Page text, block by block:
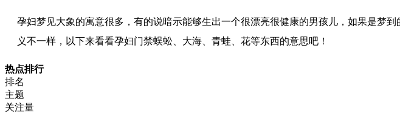
孕妇梦见大象的寓意很多，有的说暗示能够生出一个很漂亮很健康的男孩儿，如果是梦
义不一样，以下来看看孕妇门禁蜈蚣、大海、青蛙、花等东西的意思吧！
热点排行
排名
主题
关注量